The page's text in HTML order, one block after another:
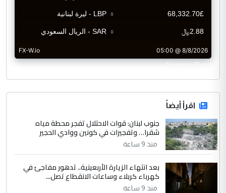
CurrencyRate
اقرأ أيضاً
جنوب لبنان: قوات الاحتلال تفجر محطة مياه
شقرا… وتفجيرات في كونين ووادي الحجير
منذ 9 ساعة
بعد انتهاء الزيارة الأربعينية.. تدهور مفاجئ في
كهرباء كربلاء وساعات الانقطاع تصل...
منذ 9 ساعة